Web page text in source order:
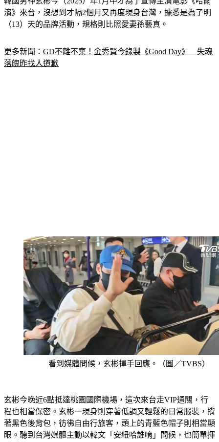
韓國男神玄彬今（2025）年1月中才為了宣傳主演電影《哈爾
濱》來台，沒想到才隔2個月又再度現身台灣，據悉是為了明
更多新聞：GD不離不棄！金秀賢今錄製《Good Day》　失魂
玄彬今晚近6點抵達桃園國際機場，這次來台走VIP通關，行
程也相當保密。玄彬一現身則穿著低調又輕鬆的日常服裝，揹
著黑色後背包，彷彿自由行旅客，頭上的青藍色帽子則相當顯